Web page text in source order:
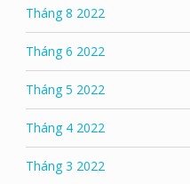
Tháng 8 2022
Tháng 6 2022
Tháng 5 2022
Tháng 4 2022
Tháng 3 2022